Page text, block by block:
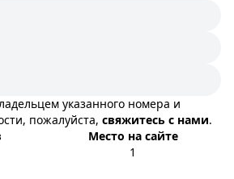
указанного номера и
пожалуйста, свяжитесь с нами.
Место на сайте
1